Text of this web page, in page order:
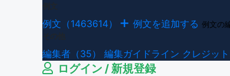
例文（1463614） 例文を追加する 例文の
編集者（35） 編集ガイドライン クレジット
ログイン / 新規登録